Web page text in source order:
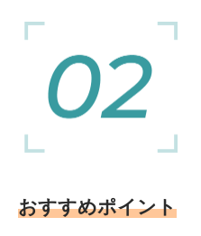
おすすめポイント